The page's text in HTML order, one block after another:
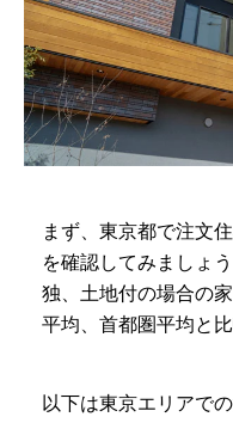
まず、東京都で注文
を確認してみましょ
独、土地付の場合の
平均、首都圏平均と
以下は東京エリアで